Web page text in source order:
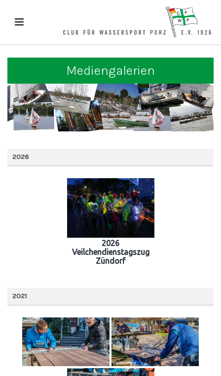
Mediengalerien
2026
2026
Veilchendienstagszug
Zündorf
2021